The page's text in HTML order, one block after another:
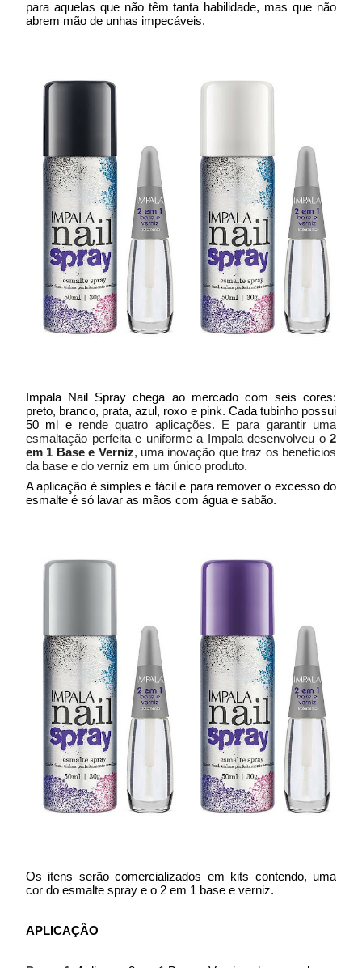
para aquelas que não têm tanta habilidade, mas que não
abrem mão de unhas impecáveis.
Impala Nail Spray chega ao mercado com seis cores:
preto, branco, prata, azul, roxo e pink. Cada tubinho possui
50 ml e rende quatro aplicações. E para garantir uma
esmaltação perfeita e uniforme a Impala desenvolveu o 2
em 1 Base e Verniz, uma inovação que traz os benefícios
da base e do verniz em um único produto.
A aplicação é simples e fácil e para remover o excesso do
esmalte é só lavar as mãos com água e sabão.
Os itens serão comercializados em kits contendo, uma
cor do esmalte spray e o 2 em 1 base e verniz.
APLICAÇÃO